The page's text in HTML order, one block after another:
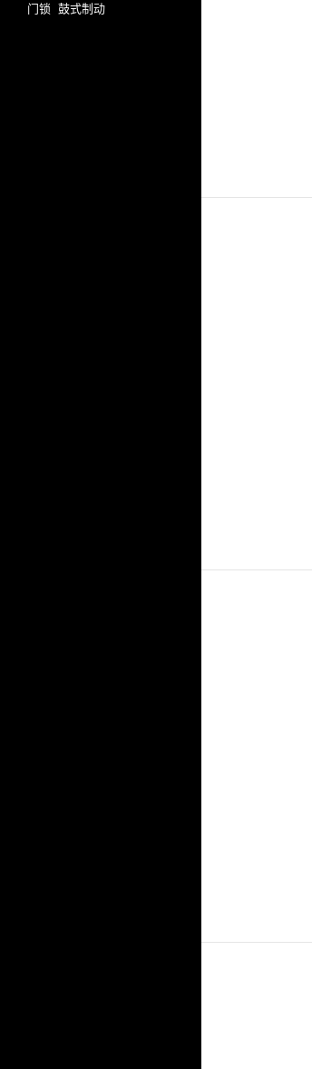
门锁 鼓式制动